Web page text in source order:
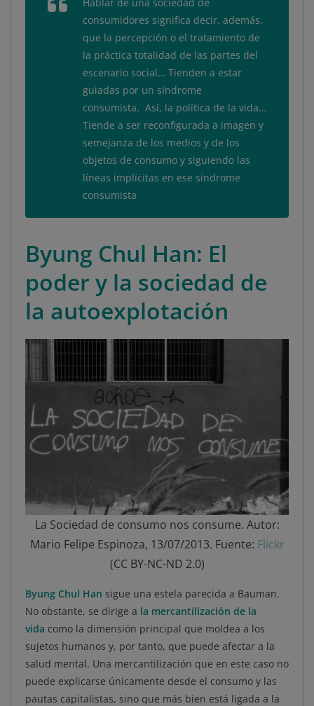
consumidores significa decir, además,
que la percepción o el tratamiento de
la práctica totalidad de las partes del
escenario social… Tienden a estar
guiadas por un síndrome
consumista. Así, la política de la vida…
Tiende a ser reconfigurada a imagen y
semejanza de los medios y de los
objetos de consumo y siguiendo las
líneas implícitas en ese síndrome
consumista
Byung Chul Han: El
poder y la sociedad de
la autoexplotación
La Sociedad de consumo nos consume. Autor:
Mario Felipe Espinoza, 13/07/2013. Fuente: Flickr
(CC BY-NC-ND 2.0)
Byung Chul Han sigue una estela parecida a Bauman.
No obstante, se dirige a la mercantilización de la
vida como la dimensión principal que moldea a los
sujetos humanos y, por tanto, que puede afectar a la
salud mental. Una mercantilización que en este caso no
puede explicarse únicamente desde el consumo y las
pautas capitalistas, sino que más bien está ligada a la